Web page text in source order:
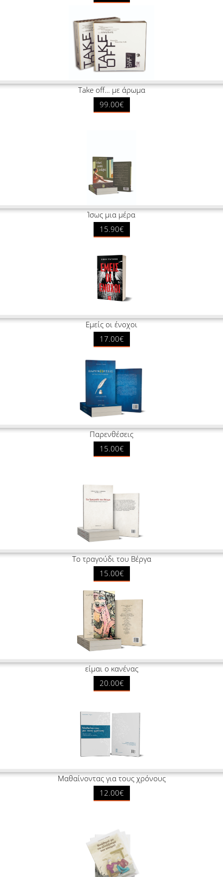
Take off… με άρωμα
99.00€
Ίσως μια μέρα
15.90€
Εμείς οι ένοχοι
17.00€
Παρενθέσεις
15.00€
Το τραγούδι του Βέργα
15.00€
είμαι ο κανένας
20.00€
Μαθαίνοντας για τους χρόνους
12.00€